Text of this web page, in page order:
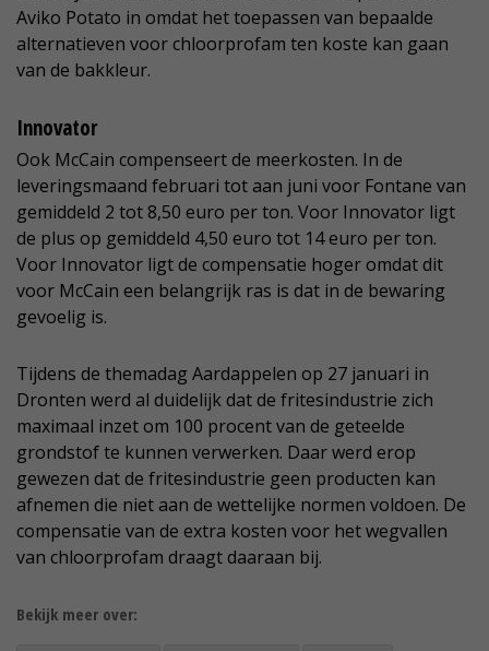
Aviko Potato in omdat het toepassen van bepaalde
alternatieven voor chloorprofam ten koste kan gaan
van de bakkleur.
Innovator
Ook McCain compenseert de meerkosten. In de
leveringsmaand februari tot aan juni voor Fontane van
gemiddeld 2 tot 8,50 euro per ton. Voor Innovator ligt
de plus op gemiddeld 4,50 euro tot 14 euro per ton.
Voor Innovator ligt de compensatie hoger omdat dit
voor McCain een belangrijk ras is dat in de bewaring
gevoelig is.
Tijdens de themadag Aardappelen op 27 januari in
Dronten werd al duidelijk dat de fritesindustrie zich
maximaal inzet om 100 procent van de geteelde
grondstof te kunnen verwerken. Daar werd erop
gewezen dat de fritesindustrie geen producten kan
afnemen die niet aan de wettelijke normen voldoen. De
compensatie van de extra kosten voor het wegvallen
van chloorprofam draagt daaraan bij.
Bekijk meer over: